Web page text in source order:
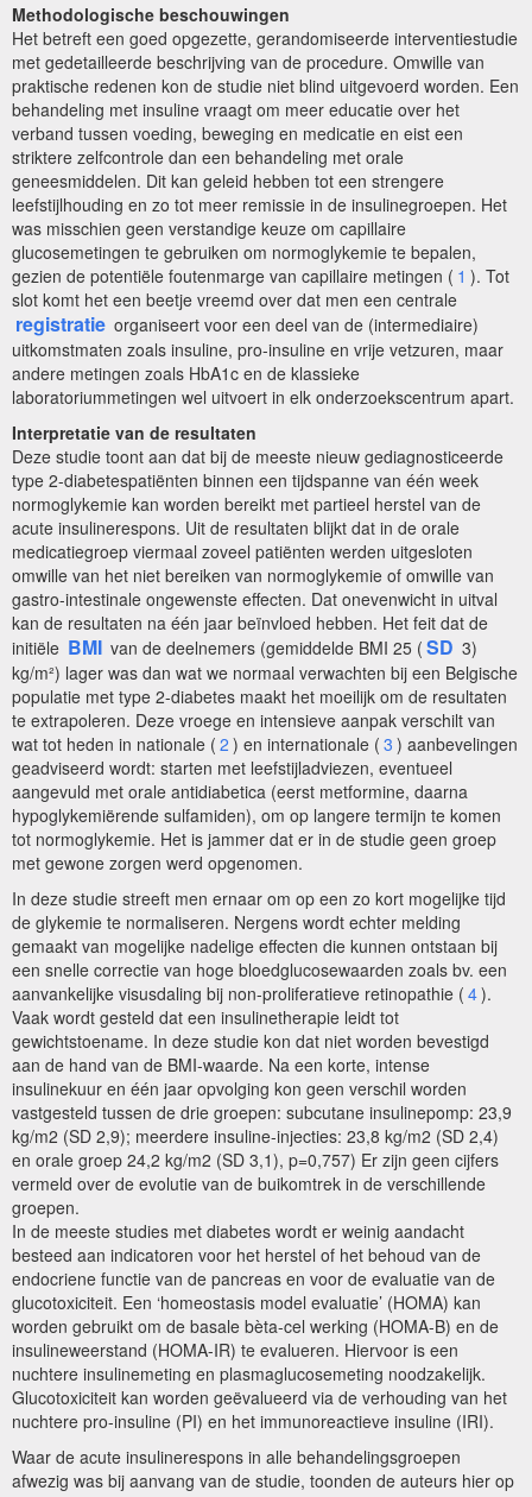
Methodologische beschouwingen
Het betreft een goed opgezette, gerandomiseerde interventiestudie
met gedetailleerde beschrijving van de procedure. Omwille van
praktische redenen kon de studie niet blind uitgevoerd worden. Een
behandeling met insuline vraagt om meer educatie over het
verband tussen voeding, beweging en medicatie en eist een
striktere zelfcontrole dan een behandeling met orale
geneesmiddelen. Dit kan geleid hebben tot een strengere
leefstijlhouding en zo tot meer remissie in de insulinegroepen. Het
was misschien geen verstandige keuze om capillaire
glucosemetingen te gebruiken om normoglykemie te bepalen,
gezien de potentiële foutenmarge van capillaire metingen ( 1 ). Tot
slot komt het een beetje vreemd over dat men een centrale
registratie organiseert voor een deel van de (intermediaire)
uitkomstmaten zoals insuline, pro-insuline en vrije vetzuren, maar
andere metingen zoals HbA1c en de klassieke
laboratoriummetingen wel uitvoert in elk onderzoekscentrum apart.
Interpretatie van de resultaten
Deze studie toont aan dat bij de meeste nieuw gediagnosticeerde
type 2-diabetespatiënten binnen een tijdspanne van één week
normoglykemie kan worden bereikt met partieel herstel van de
acute insulinerespons. Uit de resultaten blijkt dat in de orale
medicatiegroep viermaal zoveel patiënten werden uitgesloten
omwille van het niet bereiken van normoglykemie of omwille van
gastro-intestinale ongewenste effecten. Dat onevenwicht in uitval
kan de resultaten na één jaar beïnvloed hebben. Het feit dat de
initiële BMI van de deelnemers (gemiddelde BMI 25 ( SD 3)
kg/m²) lager was dan wat we normaal verwachten bij een Belgische
populatie met type 2-diabetes maakt het moeilijk om de resultaten
te extrapoleren. Deze vroege en intensieve aanpak verschilt van
wat tot heden in nationale ( 2 ) en internationale ( 3 ) aanbevelingen
geadviseerd wordt: starten met leefstijladviezen, eventueel
aangevuld met orale antidiabetica (eerst metformine, daarna
hypoglykemiërende sulfamiden), om op langere termijn te komen
tot normoglykemie. Het is jammer dat er in de studie geen groep
met gewone zorgen werd opgenomen.
In deze studie streeft men ernaar om op een zo kort mogelijke tijd
de glykemie te normaliseren. Nergens wordt echter melding
gemaakt van mogelijke nadelige effecten die kunnen ontstaan bij
een snelle correctie van hoge bloedglucosewaarden zoals bv. een
aanvankelijke visusdaling bij non-proliferatieve retinopathie ( 4).
Vaak wordt gesteld dat een insulinetherapie leidt tot
gewichtstoename. In deze studie kon dat niet worden bevestigd
aan de hand van de BMI-waarde. Na een korte, intense
insulinekuur en één jaar opvolging kon geen verschil worden
vastgesteld tussen de drie groepen: subcutane insulinepomp: 23,9
kg/m2 (SD 2,9); meerdere insuline-injecties: 23,8 kg/m2 (SD 2,4)
en orale groep 24,2 kg/m2 (SD 3,1), p=0,757) Er zijn geen cijfers
vermeld over de evolutie van de buikomtrek in de verschillende
groepen.
In de meeste studies met diabetes wordt er weinig aandacht
besteed aan indicatoren voor het herstel of het behoud van de
endocriene functie van de pancreas en voor de evaluatie van de
glucotoxiciteit. Een ‘homeostasis model evaluatie’ (HOMA) kan
worden gebruikt om de basale bèta-cel werking (HOMA-B) en de
insulineweerstand (HOMA-IR) te evalueren. Hiervoor is een
nuchtere insulinemeting en plasmaglucosemeting noodzakelijk.
Glucotoxiciteit kan worden geëvalueerd via de verhouding van het
nuchtere pro-insuline (PI) en het immunoreactieve insuline (IRI).
Waar de acute insulinerespons in alle behandelingsgroepen
afwezig was bij aanvang van de studie, toonden de auteurs hier op